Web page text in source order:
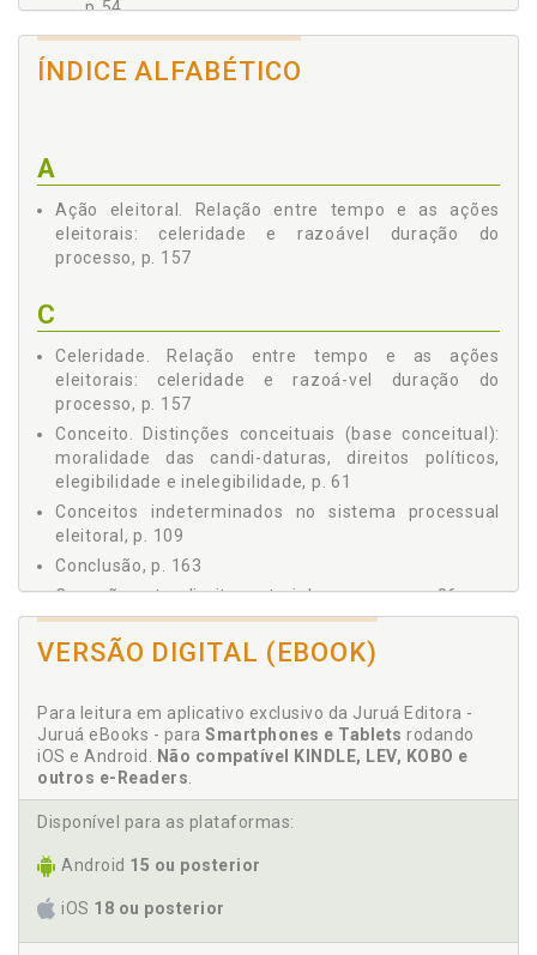
p. 54
2 - DIREITO PROCESSUAL ELEITORAL, p. 59
2.1 Objeto da Tutela Judicial Eleitoral, p. 61
normalidade e legitimidade das eleições, p. 68
2.1.3 Do conteúdo jurídico do art. 14, § 9º, da
Constituição, p. 79
2.1.4 Conexão entre direito material e processo, p. 86
2.3 O Sistema Jurídico Eleitoral e a Tutela Normativa da
Moralidade das Candidaturas, p. 100
2.4 Conceitos Indeterminados no Sistema Processual
Eleitoral, p. 109
3 - DEVIDO PROCESSO LEGAL ELEITORAL, p. 115
3.1 Devido Processo Legal no Estado Democrático de
Direito, p. 118
3.2 As Partes no Processo Judicial Eleitoral, p. 132
3.3 A Prova no Processo Judicial Eleitoral, p. 142
3.4 A Fundamentação das Sentenças, p. 146
3.5 A Efetividade da Tutela Judicial Eleitoral, p. 148
3.6 A Relação entre Tempo e as Ações Eleitorais:
Celeridade e Razoável Duração do Processo, p. 157
ÍNDICE ALFABÉTICO
A
Ação eleitoral. Relação entre tempo e as ações
eleitorais: celeridade e razoável duração do
processo, p. 157
C
Celeridade. Relação entre tempo e as ações
eleitorais: celeridade e razoá-vel duração do
processo, p. 157
Conceito. Distinções conceituais (base conceitual):
moralidade das candi-daturas, direitos políticos,
elegibilidade e inelegibilidade, p. 61
Conceitos indeterminados no sistema processual
eleitoral, p. 109
Conclusão, p. 163
Conexão entre direito material e processo, p. 86
Constitucionalização do processo e a tutela
jurisdicional da moralidade das candidaturas, p. 93
da Constituição, p. 79
Controle judicial das eleições. Vantagens e
desvantagens do modelo brasi-leiro de controle
judicial de eleições, p. 29
Devido processo legal eleitoral, p. 115
Devido processo legal no Estado democrático de
VERSÃO DIGITAL (EBOOK)
Para leitura em aplicativo exclusivo da Juruá Editora -
Juruá eBooks - para Smartphones e Tablets rodando
iOS e Android. Não compatível KINDLE, LEV, KOBO e
outros e-Readers.
Disponível para as plataformas:
Android 15 ou posterior
iOS 18 ou posterior